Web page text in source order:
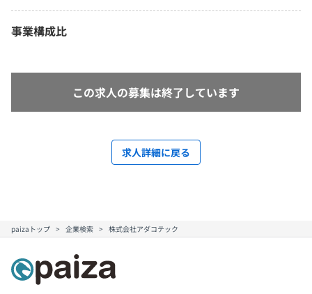
事業構成比
この求人の募集は終了しています
求人詳細に戻る
paizaトップ 企業検索 株式会社アダコテック